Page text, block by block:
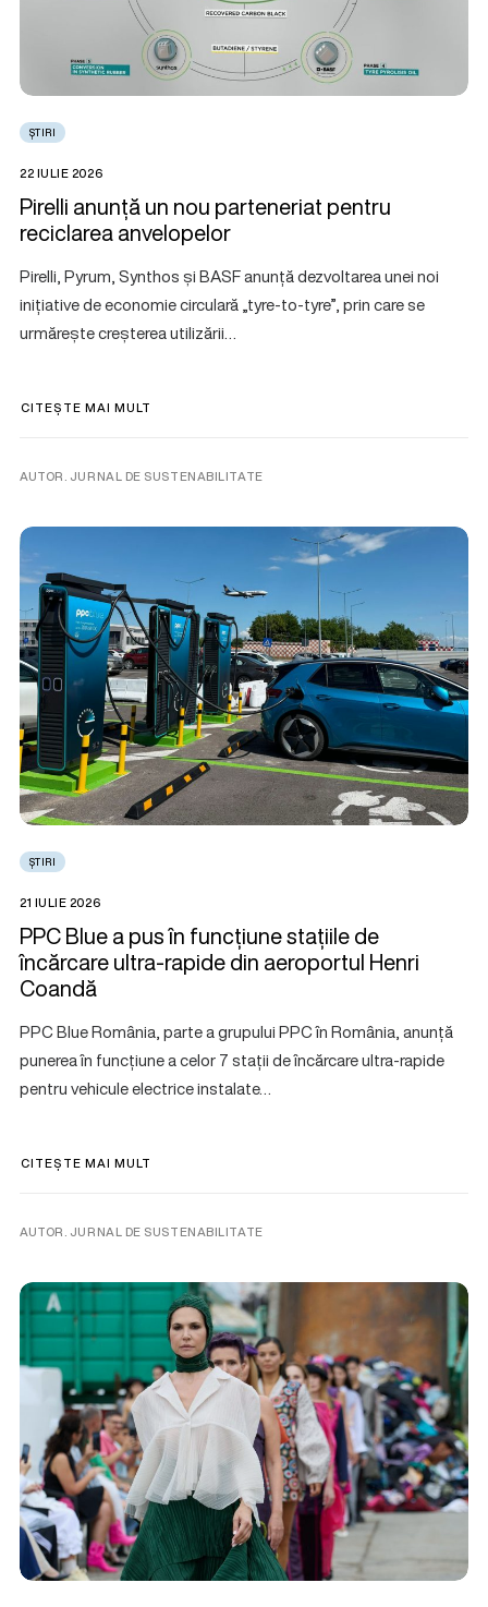
ȘTIRI
22 IULIE 2026
Pirelli anunță un nou parteneriat pentru
reciclarea anvelopelor
Pirelli, Pyrum, Synthos și BASF anunță dezvoltarea unei noi
inițiative de economie circulară „tyre-to-tyre”, prin care se
urmărește creșterea utilizării…
CITEȘTE MAI MULT
AUTOR. JURNAL DE SUSTENABILITATE
ȘTIRI
21 IULIE 2026
PPC Blue a pus în funcțiune stațiile de
încărcare ultra-rapide din aeroportul Henri
Coandă
PPC Blue România, parte a grupului PPC în România, anunță
punerea în funcțiune a celor 7 stații de încărcare ultra-rapide
pentru vehicule electrice instalate…
CITEȘTE MAI MULT
AUTOR. JURNAL DE SUSTENABILITATE